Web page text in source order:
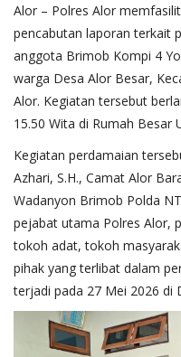
Alor – Polres Alor
pencabutan laporan terkait
anggota Brimob Kompi 4
warga Desa Alor Besar,
Alor. Kegiatan tersebut
15.50 Wita di Rumah Besar
Kegiatan perdamaian
Azhari, S.H., Camat Alor
Wadanyon Brimob Polda
pejabat utama Polres Alor,
tokoh adat, tokoh
pihak yang terlibat dalam
terjadi pada 27 Mei 2026 di